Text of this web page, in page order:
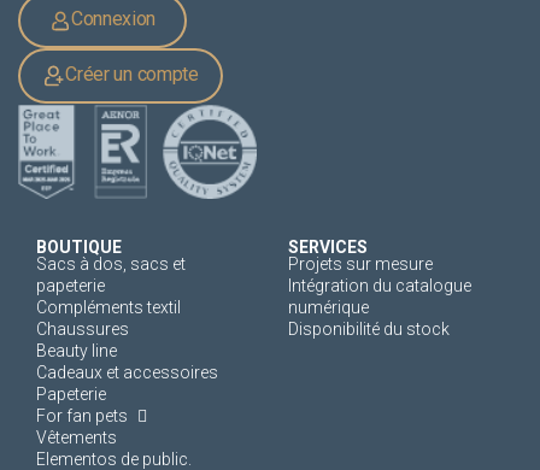
Connexion
Créer un compte
BOUTIQUE
Sacs à dos, sacs et
papeterie
Compléments textil
Chaussures
Beauty line
Cadeaux et accessoires
Papeterie
For fan pets
Vêtements
Elementos de public.
SERVICES
Projets sur mesure
Intégration du catalogue
numérique
Disponibilité du stock